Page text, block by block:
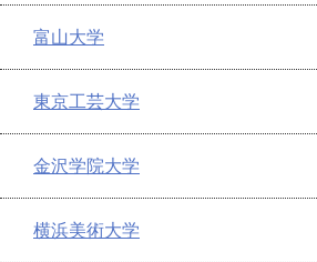
富山大学
東京工芸大学
金沢学院大学
横浜美術大学